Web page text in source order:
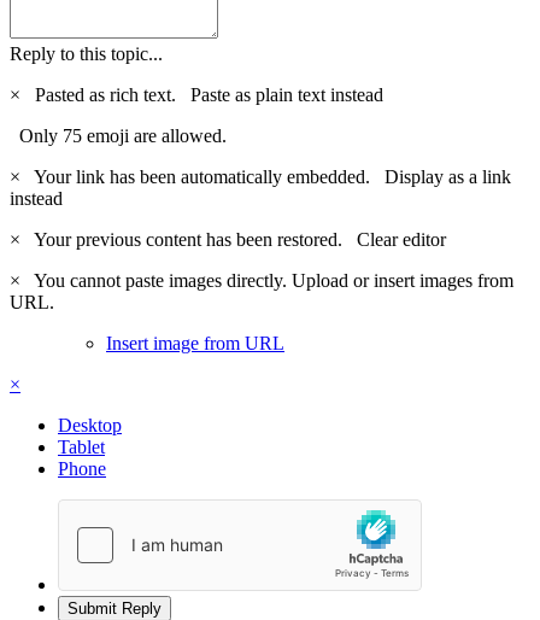
Reply to this topic...
×
Pasted as rich text. Paste as plain text instead
Only 75 emoji are allowed.
×
Your link has been automatically embedded. Display as a link
instead
×
Your previous content has been restored. Clear editor
×
You cannot paste images directly. Upload or insert images from
URL.
Insert image from URL
×
Desktop
Tablet
Phone
Submit Reply